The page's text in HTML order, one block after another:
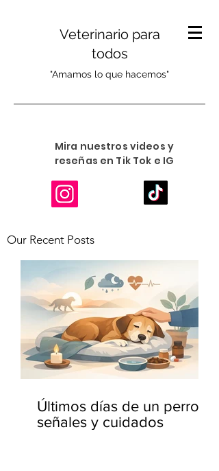
Veterinario para
todos
"Amamos lo que hacemos"
Mira nuestros videos y
reseñas en Tik Tok e IG
Our Recent Posts
Últimos días de un perro:
señales y cuidados